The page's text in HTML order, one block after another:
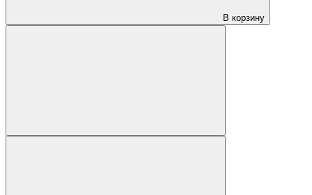
В корзину